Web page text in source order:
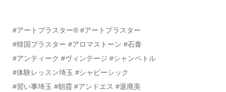
#アートプラスター®️ #アートプラスター
#韓国プラスター #アロマストーン #石膏
#アンティーク #ヴィンテージ #シャンペトル
#体験レッスン埼玉 #シャビーシック
#習い事埼玉 #朝霞 #アンドエス #退廃美